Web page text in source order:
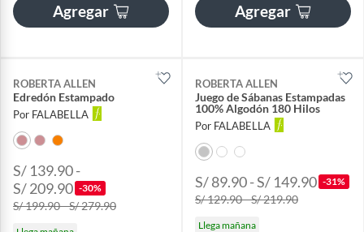
Agregar Agregar
ROBERTA ALLEN
Edredón Estampado
Por FALABELLA
S/ 139.90 -
S/ 209.90 -30%
S/ 199.90 - S/ 279.90
ROBERTA ALLEN
Juego de Sábanas Estampadas
100% Algodón 180 Hilos
Por FALABELLA
S/ 89.90 - S/ 149.90 -31%
S/ 129.90 - S/ 219.90
Llega mañana